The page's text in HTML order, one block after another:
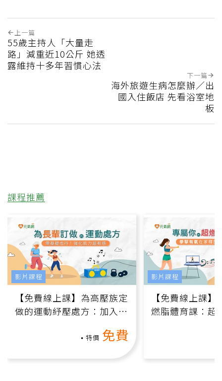
上一篇
55歲主持人「大量走
路」減重近10公斤 她透
露維持十多年習慣心法
下一篇
海外旅遊生病怎麼辦／出
國入住飯店 先看浴室地
板
課程推薦
【免費線上課】為高壓族定
做的運動紓壓處方：加入行
特價 免費
影片課程
【免費線上課
燃脂體育課：超
影片課程